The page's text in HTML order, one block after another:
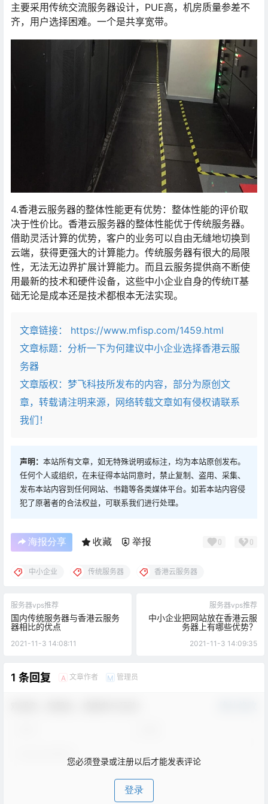
主要采用传统交流服务器设计，PUE高，机房质量参差不
齐，用户选择困难。一个是共享宽带。
4.香港云服务器的整体性能更有优势：整体性能的评价取
决于性价比。香港云服务器的整体性能优于传统服务器。
借助灵活计算的优势，客户的业务可以自由无缝地切换到
云端，获得更强大的计算能力。传统服务器有很大的局限
性，无法无边界扩展计算能力。而且云服务提供商不断使
用最新的技术和硬件设备，这些中小企业自身的传统IT基
础无论是成本还是技术都根本无法实现。
文章链接：
https://www.mfisp.com/1459.html
文章标题： 分析一下为何建议中小企业选择香港云服
务器
文章版权：梦飞科技所发布的内容，部分为原创文
章，转载请注明来源，网络转载文章如有侵权请联系
我们！
声明： 本站所有文章，如无特殊说明或标注，均为本站原创发布。
任何个人或组织，在未征得本站同意时，禁止复制、盗用、采集、
发布本站内容到任何网站、书籍等各类媒体平台。如若本站内容侵
犯了原著者的合法权益，可联系我们进行处理。
海报分享 收藏 举报 0 0
中小企业 传统服务器 香港云服务器
服务器vps推荐
国内传统服务器与香港云服务
器相比的优点
2021-11-3 14:08:11
服务器vps推荐
中小企业把网站放在香港云服
务器上有哪些优势？
2021-11-3 14:09:35
1 条回复 A 文章作者 M 管理员
您必须登录或注册以后才能发表评论
登录